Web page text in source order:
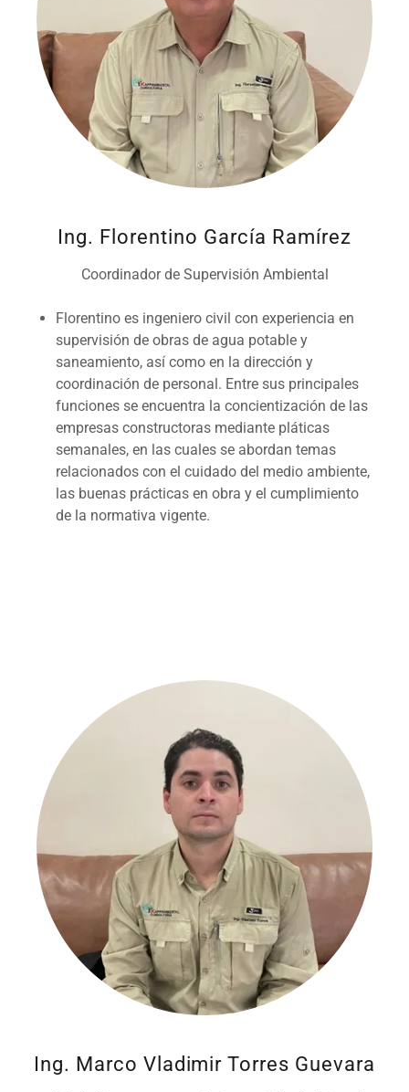
Ing. Florentino García Ramírez
Coordinador de Supervisión Ambiental
Florentino es ingeniero civil con experiencia en
supervisión de obras de agua potable y
saneamiento, así como en la dirección y
coordinación de personal. Entre sus principales
funciones se encuentra la concientización de las
empresas constructoras mediante pláticas
semanales, en las cuales se abordan temas
relacionados con el cuidado del medio ambiente,
las buenas prácticas en obra y el cumplimiento
de la normativa vigente.
Ing. Marco Vladimir Torres Guevara